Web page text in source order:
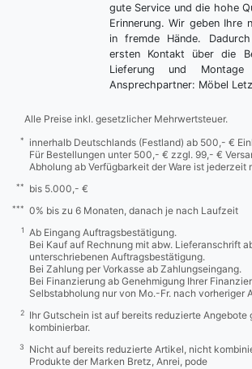
gute Service und die hohe
Erinnerung. Wir geben Ihre
in fremde Hände.
ersten Kontakt über die
Lieferung und
Ansprechpartner: Möbel
Alle Preise inkl. gesetzlicher Mehrwertsteuer.
*
innerhalb Deutschlands (Festland) ab 500,- €
Für Bestellungen unter 500,- € zzgl. 99,- €
Abholung ab Verfügbarkeit der Ware ist jederzeit
** bis 5.000,- €
*** 0% bis zu 6 Monaten, danach je nach Laufzeit
1
Ab Eingang Auftragsbestätigung.
Bei Kauf auf Rechnung mit abw. Lieferanschrift
unterschriebenen Auftragsbestätigung.
Bei Zahlung per Vorkasse ab Zahlungseingang.
Bei Finanzierung ab Genehmigung Ihrer
Selbstabholung nur von Mo.-Fr. nach vorheriger
2
Ihr Gutschein ist auf bereits reduzierte
kombinierbar.
3
Nicht auf bereits reduzierte Artikel, nicht
Produkte der Marken Bretz, Anrei, pode